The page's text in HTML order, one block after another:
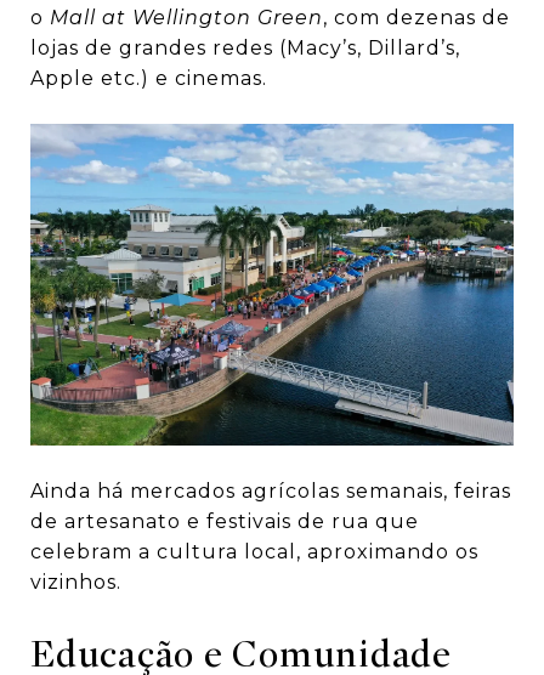
o Mall at Wellington Green, com dezenas de
lojas de grandes redes (Macy’s, Dillard’s,
Apple etc.) e cinemas.
Ainda há mercados agrícolas semanais, feiras
de artesanato e festivais de rua que
celebram a cultura local, aproximando os
vizinhos.
Educação e Comunidade